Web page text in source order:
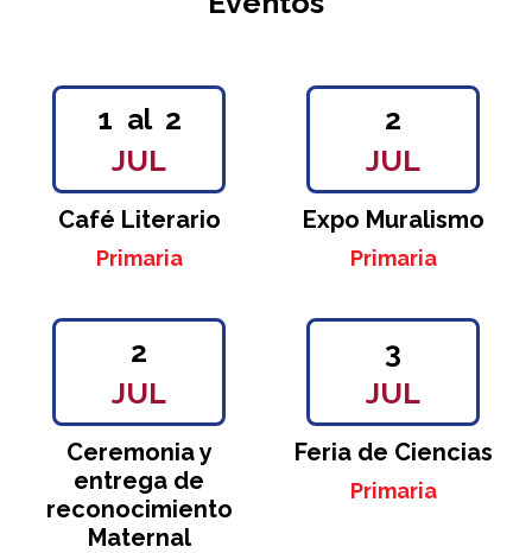
1 al 2
JUL
Café Literario
Primaria
2
JUL
Expo Muralismo
Primaria
2
JUL
Ceremonia y
entrega de
reconocimiento
Maternal
3
JUL
Feria de Ciencias
Primaria